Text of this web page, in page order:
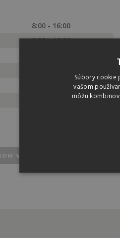
8:00 - 16:00
8:00 - 16:00
VYHĽADÁVANIA
Súbory cookie
vašom
môžu